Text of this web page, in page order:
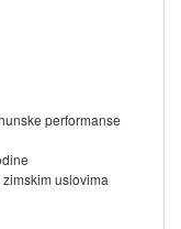
performanse
uslovima